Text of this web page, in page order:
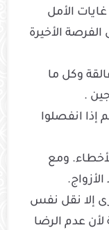
الأمل
الأخيرة
وكل ما
.
إذا انفصلوا
ومع
إلا نقل نفس
لأن عدم الرضا